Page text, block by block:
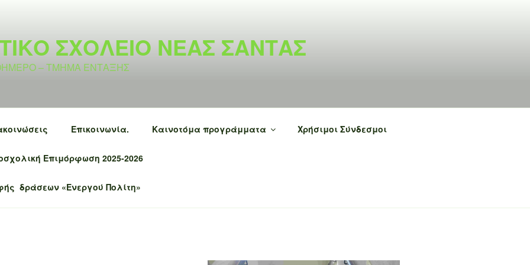
ΣΧΟΛΕΙΟ ΝΕΑΣ ΣΑΝΤΑΣ
– ΤΜΗΜΑ ΕΝΤΑΞΗΣ
Επικοινωνία. Καινοτόμα προγράμματα Χρήσιμοι Σύνδεσμοι
Επιμόρφωση 2025-2026
δράσεων «Ενεργού Πολίτη»